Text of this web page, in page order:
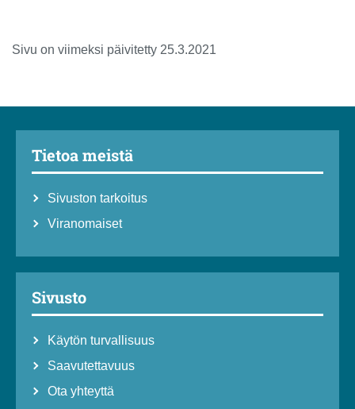
Sivu on viimeksi päivitetty 25.3.2021
Tietoa meistä
Sivuston tarkoitus
Viranomaiset
Sivusto
Käytön turvallisuus
Saavutettavuus
Ota yhteyttä